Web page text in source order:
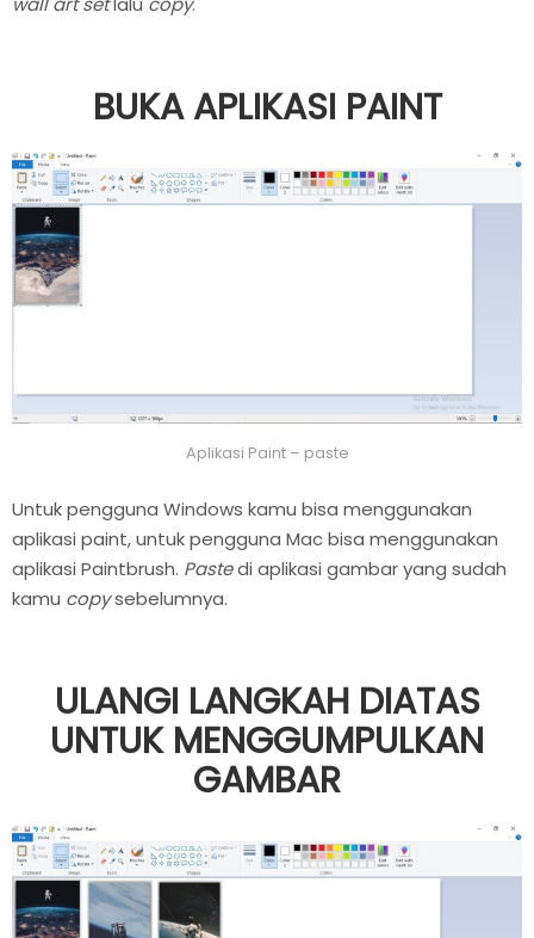
BUKA APLIKASI PAINT
Aplikasi Paint – paste
Untuk pengguna Windows kamu bisa menggunakan
aplikasi paint, untuk pengguna Mac bisa menggunakan
aplikasi Paintbrush. Pastedi aplikasi gambar yang sudah
kamu copysebelumnya.
ULANGI LANGKAH DIATAS
UNTUK MENGGUMPULKAN
GAMBAR